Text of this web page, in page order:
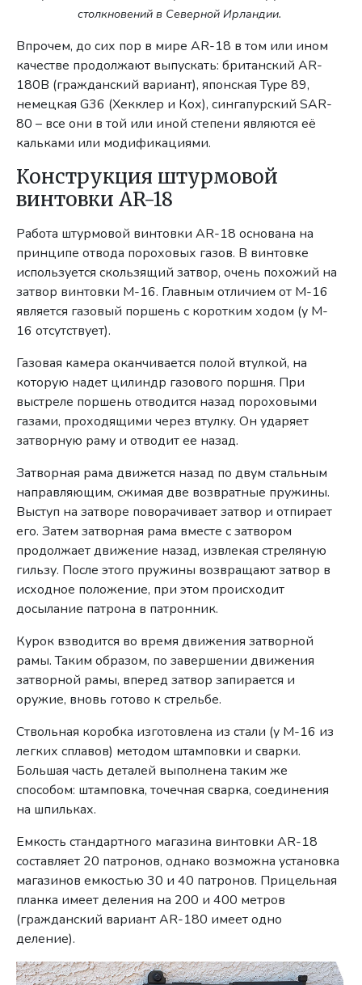
столкновений в Северной Ирландии.
Впрочем, до сих пор в мире AR-18 в том или ином
качестве продолжают выпускать: британский AR-
180B (гражданский вариант), японская Type 89,
немецкая G36 (Хекклер и Кох), сингапурский SAR-
80 – все они в той или иной степени являются её
кальками или модификациями.
Конструкция штурмовой
винтовки AR-18
Работа штурмовой винтовки AR-18 основана на
принципе отвода пороховых газов. В винтовке
используется скользящий затвор, очень похожий на
затвор винтовки М-16. Главным отличием от М-16
является газовый поршень с коротким ходом (у M-
16 отсутствует).
Газовая камера оканчивается полой втулкой, на
которую надет цилиндр газового поршня. При
выстреле поршень отводится назад пороховыми
газами, проходящими через втулку. Он ударяет
затворную раму и отводит ее назад.
Затворная рама движется назад по двум стальным
направляющим, сжимая две возвратные пружины.
Выступ на затворе поворачивает затвор и отпирает
его. Затем затворная рама вместе с затвором
продолжает движение назад, извлекая стреляную
гильзу. После этого пружины возвращают затвор в
исходное положение, при этом происходит
досылание патрона в патронник.
Курок взводится во время движения затворной
рамы. Таким образом, по завершении движения
затворной рамы, вперед затвор запирается и
оружие, вновь готово к стрельбе.
Ствольная коробка изготовлена из стали (у M-16 из
легких сплавов) методом штамповки и сварки.
Большая часть деталей выполнена таким же
способом: штамповка, точечная сварка, соединения
на шпильках.
Емкость стандартного магазина винтовки AR-18
составляет 20 патронов, однако возможна установка
магазинов емкостью 30 и 40 патронов. Прицельная
планка имеет деления на 200 и 400 метров
(гражданский вариант AR-180 имеет одно
деление).